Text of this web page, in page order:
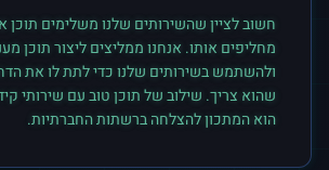
חשוב לציין שהשירותים שלנו משלימים תוכן
מחליפים אותו. אנחנו ממליצים ליצור תוכן
ולהשתמש בשירותים שלנו כדי לתת לו את
שהוא צריך. שילוב של תוכן טוב עם שירותי
הוא המתכון להצלחה ברשתות החברתיות.